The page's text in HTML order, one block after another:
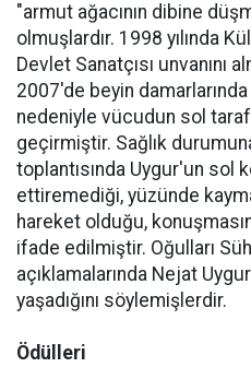
"armut ağacının dibine
olmuşlardır. 1998 yılında
Devlet Sanatçısı unvanını
2007'de beyin damarlarında
nedeniyle vücudun sol
geçirmiştir. Sağlık
toplantısında Uygur'un sol
ettiremediği, yüzünde
hareket olduğu,
ifade edilmiştir. Oğulları
açıklamalarında Nejat
yaşadığını söylemişlerdir.
Ödülleri